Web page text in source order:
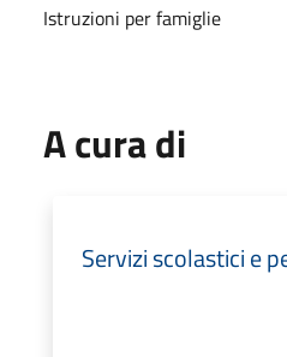
Istruzioni per famiglie
A cura di
Servizi scolastici e